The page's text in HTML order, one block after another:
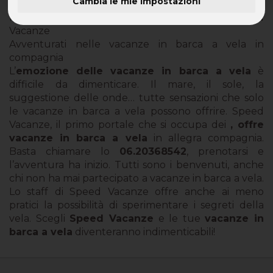
Per le tue vacanze in barca a vela scegli Speed
Vacanze
Avventurati nelle vacanze in barca a vela in
compagnia
L’emozione delle vacanze in barca a vela è
difficile da dimenticare. Il mare, il sole, la
suggestione delle onde… tutte sensazioni che solo
le vacanze in barca a vela possono offrire. Speed
Vacanze, il primo portale che si occupa dei , offre
vacanze in barca a vela in allegra compagnia.
Basta chiamare lo 06.20368542, prenotarsi e
l’avventura ha inizio. Tutti sono i benvenuti, anche
chi non ha mai partecipato a vacanze in barca a vela.
Lo staff di Speed Vacanze offre anche ai meno
pratici la possibilità di sperimentare i segreti della
vela. Scegli Speed Vacanze e le tuevacanze in
barca a vela diventeranno indimenticabili!